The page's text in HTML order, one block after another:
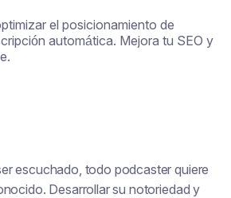
el posicionamiento de
automática. Mejora tu SEO y
escuchado, todo podcaster quiere
Desarrollar su notoriedad y